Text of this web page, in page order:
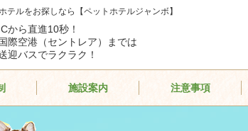
ルをお探しなら【ペットホテルジャンボ】
から直進10秒！
際空港（セントレア）までは
迎バスでラクラク！
施設案内 注意事項